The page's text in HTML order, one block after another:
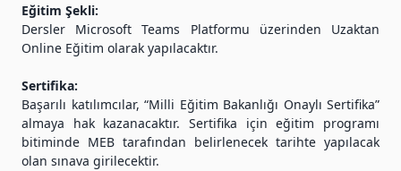
Eğitim Şekli:
Dersler Microsoft Teams Platformu üzerinden Uzaktan
Online Eğitim olarak yapılacaktır.
Sertifika:
Başarılı katılımcılar, “Milli Eğitim Bakanlığı Onaylı Sertifika”
almaya hak kazanacaktır. Sertifika için eğitim programı
bitiminde MEB tarafından belirlenecek tarihte yapılacak
olan sınava girilecektir.